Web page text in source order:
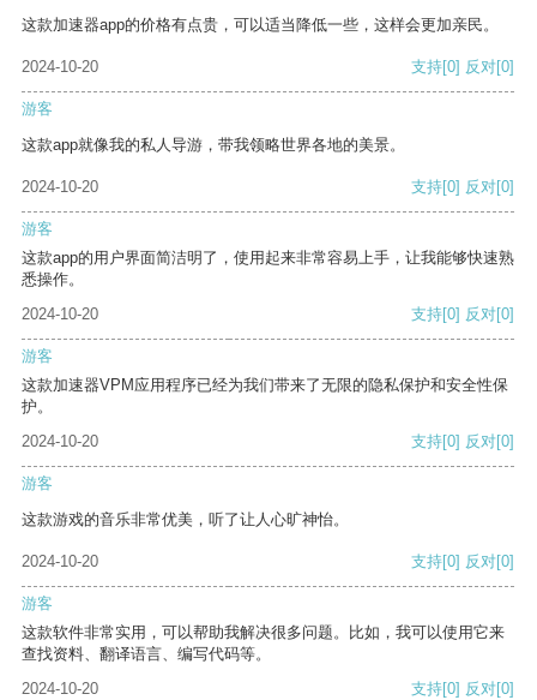
这款加速器app的价格有点贵，可以适当降低一些，这样会更加亲民。
2024-10-20 支持[0] 反对[0]
游客
这款app就像我的私人导游，带我领略世界各地的美景。
2024-10-20 支持[0] 反对[0]
游客
这款app的用户界面简洁明了，使用起来非常容易上手，让我能够快速熟
悉操作。
2024-10-20
支持[0] 反对[0]
游客
这款加速器VPM应用程序已经为我们带来了无限的隐私保护和安全性保
护。
2024-10-20
支持[0] 反对[0]
游客
这款游戏的音乐非常优美，听了让人心旷神怡。
2024-10-20 支持[0] 反对[0]
游客
这款软件非常实用，可以帮助我解决很多问题。比如，我可以使用它来
查找资料、翻译语言、编写代码等。
2024-10-20
支持[0] 反对[0]